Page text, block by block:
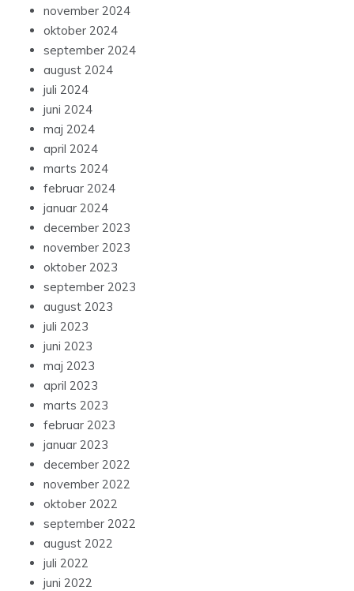
november 2024
oktober 2024
september 2024
august 2024
juli 2024
juni 2024
maj 2024
april 2024
marts 2024
februar 2024
januar 2024
december 2023
november 2023
oktober 2023
september 2023
august 2023
juli 2023
juni 2023
maj 2023
april 2023
marts 2023
februar 2023
januar 2023
december 2022
november 2022
oktober 2022
september 2022
august 2022
juli 2022
juni 2022